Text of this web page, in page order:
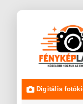
Digitális